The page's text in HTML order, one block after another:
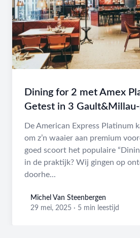
Dining for 2 met Amex
Getest in 3
De American Express Platinum
om z’n waaier aan premium
goed scoort het populaire
in de praktijk? Wij gingen op
doorhe...
Michel Van Steenbergen
Michel Van Steenbergen
29 mei, 2025 · 5 min leestijd